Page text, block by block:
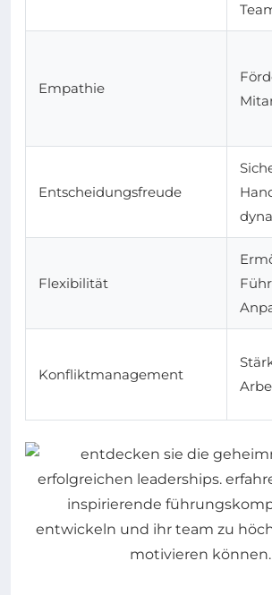
Empathie
Entscheidungsfreude
Flexibilität
Konfliktmanagement